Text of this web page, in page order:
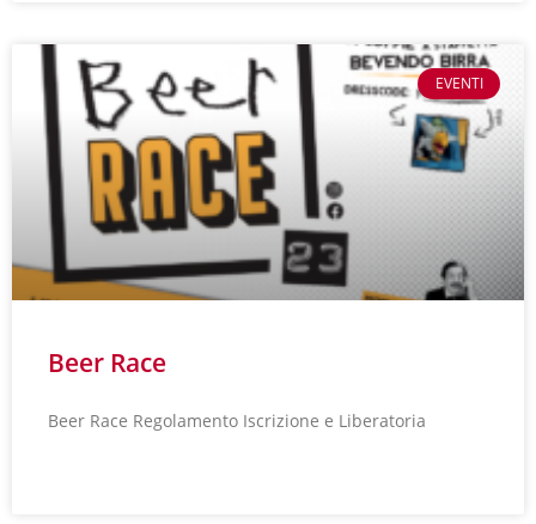
EVENTI
Beer Race
Beer Race Regolamento Iscrizione e Liberatoria